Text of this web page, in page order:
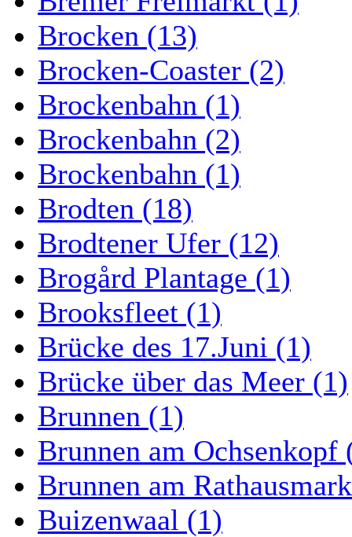
Brocken (13)
Brocken-Coaster (2)
Brockenbahn (1)
Brockenbahn (2)
Brockenbahn (1)
Brodten (18)
Brodtener Ufer (12)
Brogård Plantage (1)
Brooksfleet (1)
Brücke des 17.Juni (1)
Brücke über das Meer (1)
Brunnen (1)
Brunnen am Ochsenkopf
Brunnen am
Buizenwaal (1)